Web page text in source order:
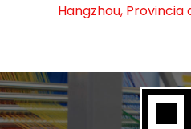
Hangzhou, Provincia